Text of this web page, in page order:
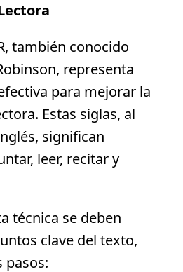
también conocido
representa
para mejorar la
Estas siglas, al
significan
leer, recitar y
técnica se deben
clave del texto,
pasos: